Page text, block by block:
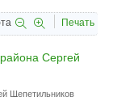
Печать
Щепетильников